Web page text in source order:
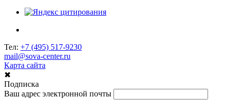
Тел: +7 (495) 517-9230
mail@sova-center.ru
Карта сайта
✖
Подписка
Ваш адрес электронной почты